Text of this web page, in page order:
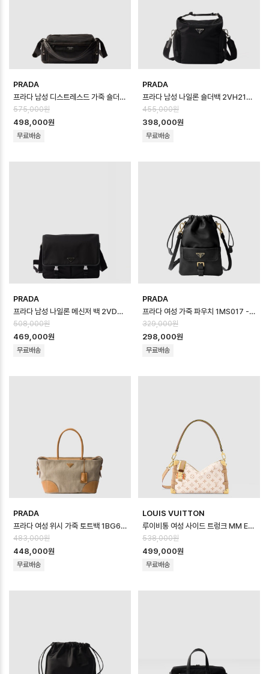
PRADA
프라다 남성 디스트레스드 가죽 숄더백 2VH217 - Prada Mens Distresse…
575,000원
498,000원
무료배송
PRADA
프라다 남성 나일론 숄더백 2VH212 - Prada Mens Re-Nylon Should…
455,000원
398,000원
무료배송
PRADA
프라다 남성 나일론 메신저 백 2VD086 - Prada Mens Re-Nylon Mess…
508,000원
469,000원
무료배송
PRADA
프라다 여성 가죽 파우치 1MS017 - Prada Womens Leather Pouch …
329,000원
298,000원
무료배송
PRADA
프라다 여성 위시 가죽 토트백 1BG659 - Prada Womens Leather Tot…
483,000원
448,000원
무료배송
LOUIS VUITTON
루이비통 여성 사이드 트렁크 MM EW LV 크래프티 M29913 - Louis vuitt…
538,000원
499,000원
무료배송